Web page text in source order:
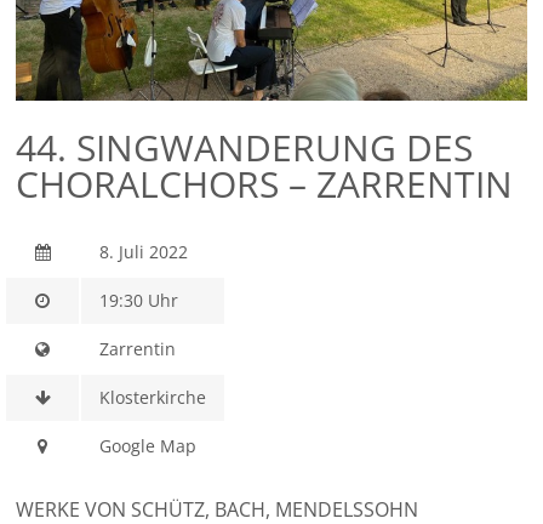
44. SINGWANDERUNG DES
CHORALCHORS – ZARRENTIN
8. Juli 2022
19:30 Uhr
Zarrentin
Klosterkirche
Google Map
WERKE VON SCHÜTZ, BACH, MENDELSSOHN